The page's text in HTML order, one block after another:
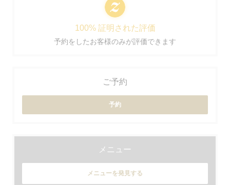
100% 証明された評価
予約をしたお客様のみが評価できます
ご予約
予約
メニュー
メニューを発見する